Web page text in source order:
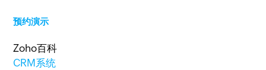
预约演示
Zoho百科
CRM系统